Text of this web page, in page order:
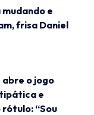
e
frisa Daniel
abre o jogo
e
“Sou